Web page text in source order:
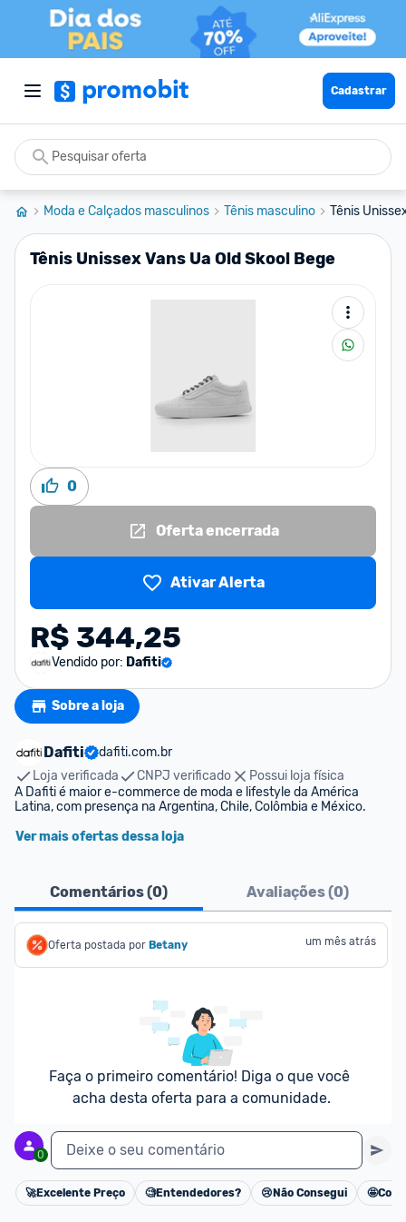
Cadastrar
Moda e Calçados masculinos Tênis masculino Tênis
Tênis Unissex Vans Ua Old Skool Bege
0
Oferta encerrada
Ativar Alerta
R$ 344,25
Vendido por: Dafiti
Sobre a loja
Dafiti
dafiti.com.br
Loja verificada
CNPJ verificado
Possui loja física
A Dafiti é maior e-commerce de moda e lifestyle da América
Latina, com presença na Argentina, Chile, Colômbia e México.
Ver mais ofertas dessa loja
Comentários (0) Avaliações (0)
Oferta postada por Betany um mês atrás
Faça o primeiro comentário! Diga o que você
acha desta oferta para a comunidade.
0 Deixe o seu comentário
Cancelar
🚀Excelente Preço 🧐Entendedores? 😢 Não Consegui 🤩